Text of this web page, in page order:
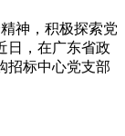
神，积极探索党
日，在广东省政
招标中心党支部